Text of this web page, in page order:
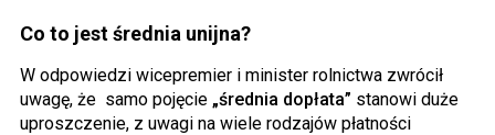
Co to jest średnia unijna?
W odpowiedzi wicepremier i minister rolnictwa zwrócił
uwagę, że samo pojęcie „średnia dopłata” stanowi duże
uproszczenie, z uwagi na wiele rodzajów płatności